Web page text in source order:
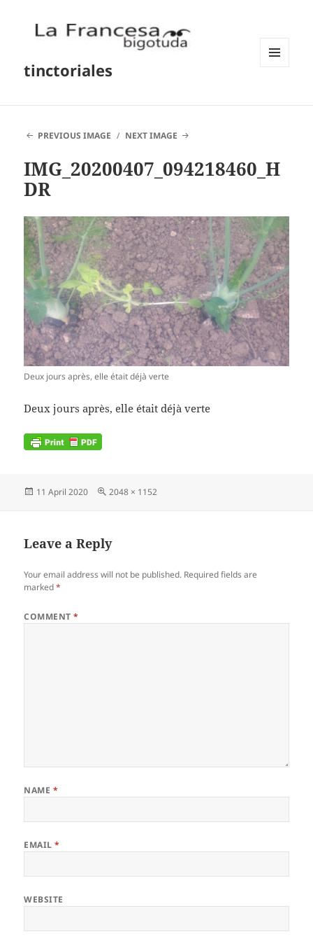
tinctoriales
PREVIOUS IMAGE NEXT IMAGE
IMG_20200407_094218460_H
DR
Deux jours après, elle était déjà verte
Deux jours après, elle était déjà verte
Posted
11 April 2020
Full
2048 × 1152
Leave a Reply
Your email address will not be published. Required fields are
marked*
COMMENT*
NAME *
EMAIL*
WEBSITE